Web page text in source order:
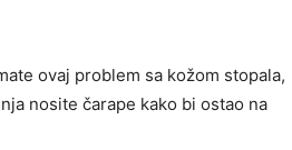
ovaj problem sa kožom stopala,
nosite čarape kako bi ostao na